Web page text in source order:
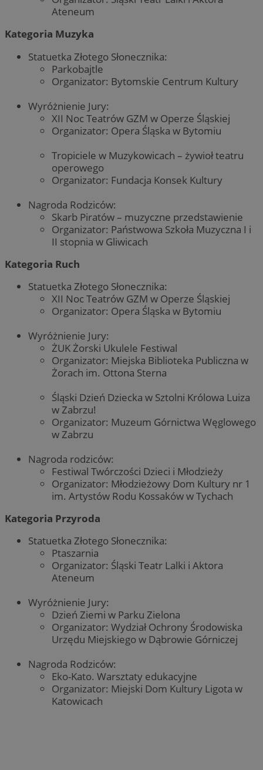
Ateneum
Kategoria Muzyka
Statuetka Złotego Słonecznika:
Parkobajtle
Organizator: Bytomskie Centrum Kultury
Wyróżnienie Jury:
XII Noc Teatrów GZM w Operze Śląskiej
Organizator: Opera Śląska w Bytomiu
Tropiciele w Muzykowicach – żywioł teatru
operowego
Organizator: Fundacja Konsek Kultury
Nagroda Rodziców:
Skarb Piratów – muzyczne przedstawienie
Organizator: Państwowa Szkoła Muzyczna I i
II stopnia w Gliwicach
Kategoria Ruch
Statuetka Złotego Słonecznika:
XII Noc Teatrów GZM w Operze Śląskiej
Organizator: Opera Śląska w Bytomiu
Wyróżnienie Jury:
ŻUK Żorski Ukulele Festiwal
Organizator: Miejska Biblioteka Publiczna w
Żorach im. Ottona Sterna
Śląski Dzień Dziecka w Sztolni Królowa Luiza
w Zabrzu!
Organizator: Muzeum Górnictwa Węglowego
w Zabrzu
Nagroda rodziców:
Festiwal Twórczości Dzieci i Młodzieży
Organizator: Młodzieżowy Dom Kultury nr 1
im. Artystów Rodu Kossaków w Tychach
Kategoria Przyroda
Statuetka Złotego Słonecznika:
Ptaszarnia
Organizator: Śląski Teatr Lalki i Aktora
Ateneum
Wyróżnienie Jury:
Dzień Ziemi w Parku Zielona
Organizator: Wydział Ochrony Środowiska
Urzędu Miejskiego w Dąbrowie Górniczej
Nagroda Rodziców:
Eko-Kato. Warsztaty edukacyjne
Organizator: Miejski Dom Kultury Ligota w
Katowicach